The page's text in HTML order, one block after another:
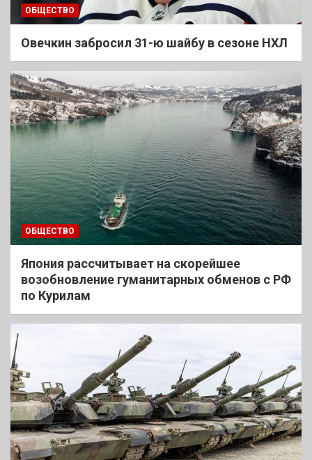
ОБЩЕСТВО
Овечкин забросил 31-ю шайбу в сезоне НХЛ
ОБЩЕСТВО
Япония рассчитывает на скорейшее
возобновление гуманитарных обменов с РФ
по Курилам